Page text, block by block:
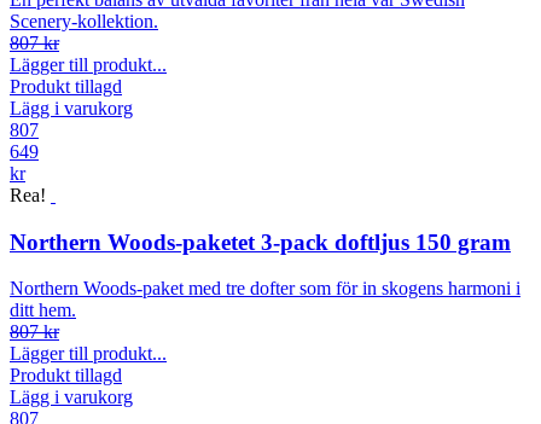
Scenery-kollektion.
807 kr
Lägger till produkt...
Produkt tillagd
Lägg i varukorg
807
649
kr
Rea!
Northern Woods-paketet 3-pack doftljus 150 gram
Northern Woods-paket med tre dofter som för in skogens harmoni i
ditt hem.
807 kr
Lägger till produkt...
Produkt tillagd
Lägg i varukorg
807